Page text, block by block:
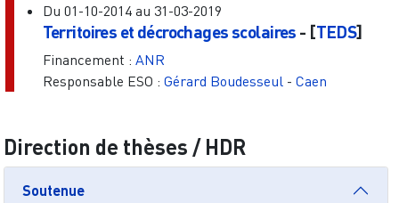
Du 01-10-2014au 31-03-2019
Territoires et décrochages scolaires - [TEDS]
Financement : ANR
Responsable ESO : Gérard Boudesseul - Caen
Direction de thèses / HDR
Soutenue